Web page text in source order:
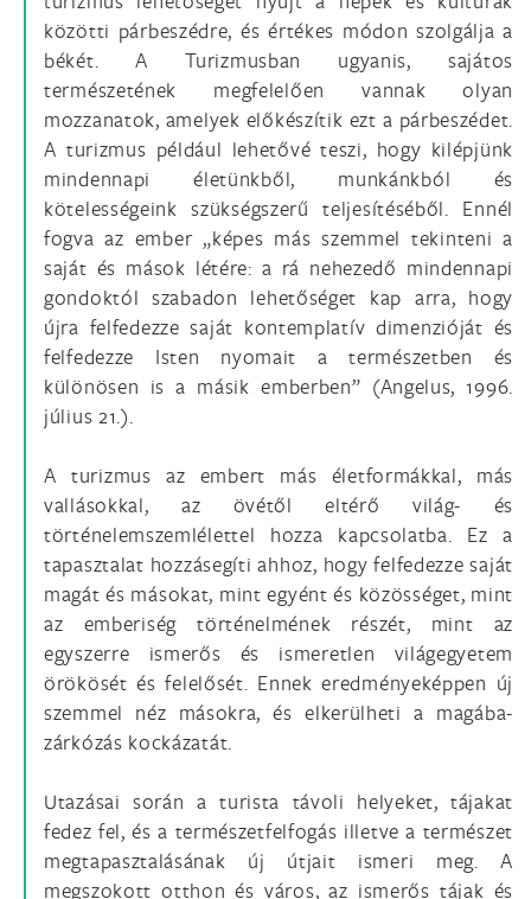
közötti párbeszédre, és értékes módon szolgálja a
békét. A Turizmusban ugyanis, sajátos
természetének megfelelően vannak olyan
mozzanatok, amelyek előkészítik ezt a párbeszédet.
A turizmus például lehetővé teszi, hogy kilépjünk
mindennapi életünkből, munkánkból és
kötelességeink szükségszerű teljesítéséből. Ennél
fogva az ember „képes más szemmel tekinteni a
saját és mások létére: a rá nehezedő mindennapi
gondoktól szabadon lehetőséget kap arra, hogy
újra felfedezze saját kontemplatív dimenzióját és
felfedezze Isten nyomait a természetben és
különösen is a másik emberben” (Angelus, 1996.
július 21.).
A turizmus az embert más életformákkal, más
vallásokkal, az övétől eltérő világ- és
történelemszemlélettel hozza kapcsolatba. Ez a
tapasztalat hozzásegíti ahhoz, hogy felfedezze saját
magát és másokat, mint egyént és közösséget, mint
az emberiség történelmének részét, mint az
egyszerre ismerős és ismeretlen világegyetem
örökösét és felelősét. Ennek eredményeképpen új
szemmel néz másokra, és elkerülheti a magába-
zárkózás kockázatát.
Utazásai során a turista távoli helyeket, tájakat
fedez fel, és a természetfelfogás illetve a természet
megtapasztalásának új útjait ismeri meg. A
megszokott otthon és város, az ismerős tájak és